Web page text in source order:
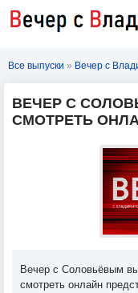
Все выпуски » Вечер с
ВЕЧЕР С
СМОТРЕТЬ
Вечер с Соловьёвым
смотреть онлайн